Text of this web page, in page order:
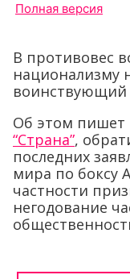
Полная версия
В противовес
национализму
воинствующий
Об этом пишет
“Страна”,
последних
мира по боксу
частности
негодование